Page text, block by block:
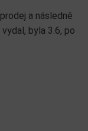
a následně
byla 3.6, po